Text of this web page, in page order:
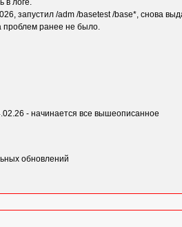
в логе.
запустил /adm /basetest /base*, снова
проблем ранее не было.
- начинается все вышеописанное
обновлений